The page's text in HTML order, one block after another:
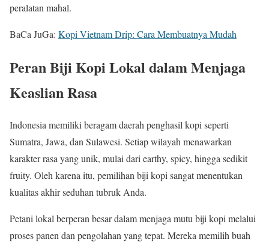
peralatan mahal.
BaCa JuGa: Kopi Vietnam Drip: Cara Membuatnya Mudah
Peran Biji Kopi Lokal dalam Menjaga
Keaslian Rasa
Indonesia memiliki beragam daerah penghasil kopi seperti
Sumatra, Jawa, dan Sulawesi. Setiap wilayah menawarkan
karakter rasa yang unik, mulai dari earthy, spicy, hingga sedikit
fruity. Oleh karena itu, pemilihan biji kopi sangat menentukan
kualitas akhir seduhan tubruk Anda.
Petani lokal berperan besar dalam menjaga mutu biji kopi melalui
proses panen dan pengolahan yang tepat. Mereka memilih buah